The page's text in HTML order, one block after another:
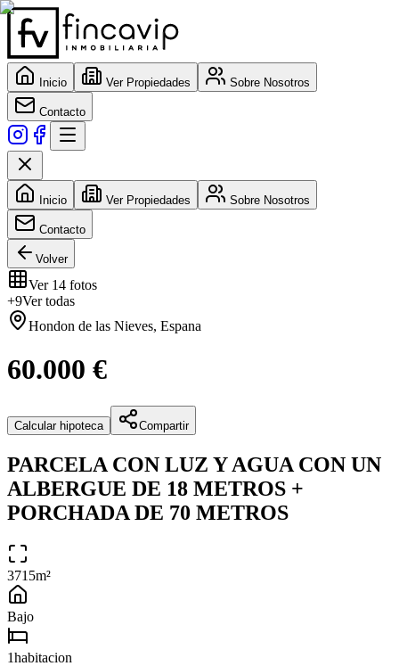
Inicio Ver Propiedades Sobre Nosotros
Contacto
Inicio Ver Propiedades Sobre Nosotros
Contacto
Volver
Ver 14 fotos
+9Ver todas
Hondon de las Nieves, Espana
60.000 €
Calcular hipoteca Compartir
PARCELA CON LUZ Y AGUA CON UN
ALBERGUE DE 18 METROS +
PORCHADA DE 70 METROS
3715m²
Bajo
1habitacion